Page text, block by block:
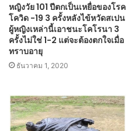
หญิงวัย 101 ปีตกเป็นเหยื่อของโรค
โควิด -19 3 ครั้งหลังไข้หวัดสเปน
ผู้หญิงเหล่านี้เอาชนะโคโรนา 3
ครั้งไม่ใช่ 1-2 แต่จะต้องตกใจเมื่อ
ทราบอายุ
ธันวาคม 1, 2020